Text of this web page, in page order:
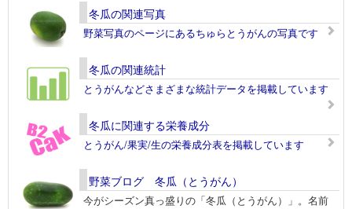
冬瓜の関連写真
野菜写真のページにあるちゅらとうがんの写真です
冬瓜の関連統計
とうがんなどさまざまな統計データを掲載しています
冬瓜に関連する栄養成分
とうがん/果実/生の栄養成分表を掲載しています
野菜ブログ 冬瓜（とうがん）
今がシーズン真っ盛りの「冬瓜（とうがん）」。名前